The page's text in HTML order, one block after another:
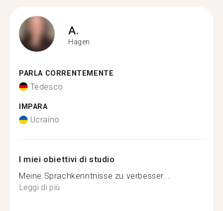
A.
Hagen
PARLA CORRENTEMENTE
Tedesco
IMPARA
Ucraino
I miei obiettivi di studio
Meine Sprachkenntnisse zu verbesser...
Leggi di più